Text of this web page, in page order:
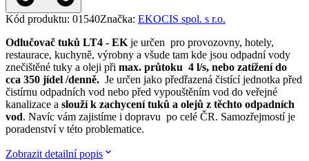
Kód produktu: 01540Značka: EKOCIS spol. s r.o.
Odlučovač tuků LT4 - EK je určen pro provozovny, hotely,
restaurace, kuchyně, výrobny a všude tam kde jsou odpadní vody
znečištěné tuky a oleji při max. průtoku 4 l/s, nebo zatížení do
cca 350 jídel /denně. Je určen jako předřazená čistící jednotka před
čistírnu odpadních vod nebo před vypouštěním vod do veřejné
kanalizace a slouží k zachycení tuků a olejů z těchto odpadních
vod. Navíc vám zajistíme i dopravu po celé ČR. Samozřejmostí je
poradenství v této problematice.
Zobrazit detailní popis